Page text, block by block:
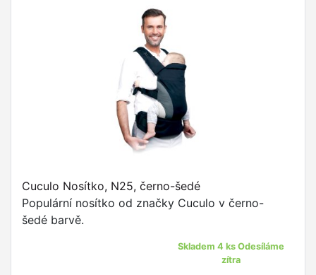
Cuculo Nosítko, N25, černo-šedé
Populární nosítko od značky Cuculo v černo-
šedé barvě.
Skladem 4 ks Odesíláme
zítra